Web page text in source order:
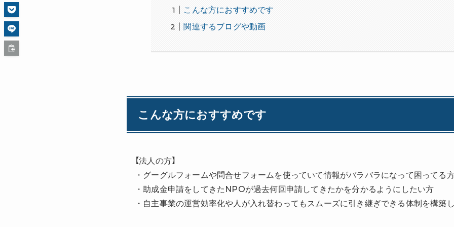
こんな方におすすめです
関連するブログや動画
こんな方におすすめです
【法人の方】
・グーグルフォームや問合せフォームを使っていて情報がバラバラになって困ってる
・助成金申請をしてきたNPOが過去何回申請してきたかを分かるようにしたい方
・自主事業の運営効率化や人が入れ替わってもスムーズに引き継ぎできる体制を構築